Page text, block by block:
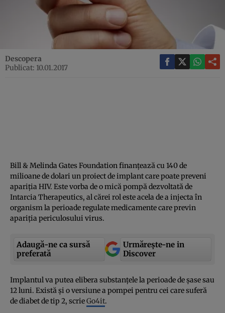
Descopera
Publicat: 10.01.2017
Bill & Melinda Gates Foundation finanţează cu 140 de
milioane de dolari un proiect de implant care poate preveni
apariţia HIV. Este vorba de o mică pompă dezvoltată de
Intarcia Therapeutics, al cărei rol este acela de a injecta în
organism la perioade regulate medicamente care previn
apariţia periculosului virus.
Adaugă-ne ca sursă
preferată
Urmărește-ne in
Discover
Implantul va putea elibera substanţele la perioade de şase sau
12 luni. Există şi o versiune a pompei pentru cei care suferă
de diabet de tip 2, scrieGo4it.